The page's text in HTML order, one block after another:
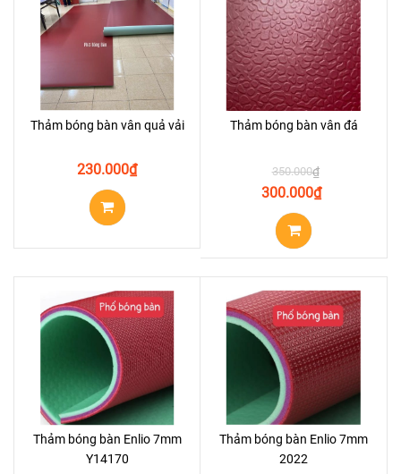
Thảm bóng bàn vân quả vải
₫
230.000
Thảm bóng bàn vân đá
₫
350.000
₫
300.000
Thảm bóng bàn Enlio 7mm
Y14170
Thảm bóng bàn Enlio 7mm
2022